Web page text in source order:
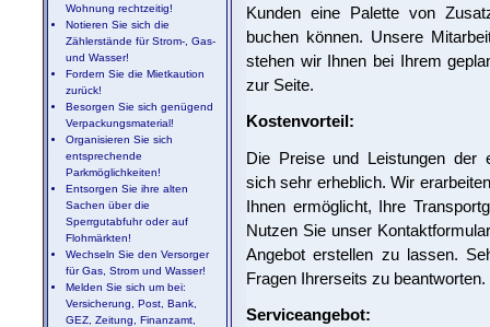
Kunden eine Palette von
buchen können. Unsere
stehen wir Ihnen bei Ihrem
zur Seite.
Kostenvorteil:
Die Preise und Leistungen der
sich sehr erheblich. Wir
Ihnen ermöglicht, Ihre
Nutzen Sie unser
Angebot erstellen zu lassen.
Fragen Ihrerseits zu beantworten.
Serviceangebot:
Wohnung rechtzeitig!
Notieren Sie sich die
Zählerstände für Strom-, Gas-
und Wasser!
Fordern Sie die Mietkaution
zurück!
Besorgen Sie sich genügend
Verpackungsmaterial!
Organisieren Sie sich
entsprechende
Parkmöglichkeiten!
Entsorgen Sie ihre alten
Sachen über die
Sperrgutabfuhr oder auf
Flohmärkten!
Wechseln Sie den Versorger
für Gas, Strom und Wasser!
Melden Sie sich um bei:
Versicherung, Post, Bank,
GEZ, Zeitung, Finanzamt,